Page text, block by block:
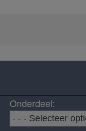
Onderdeel: